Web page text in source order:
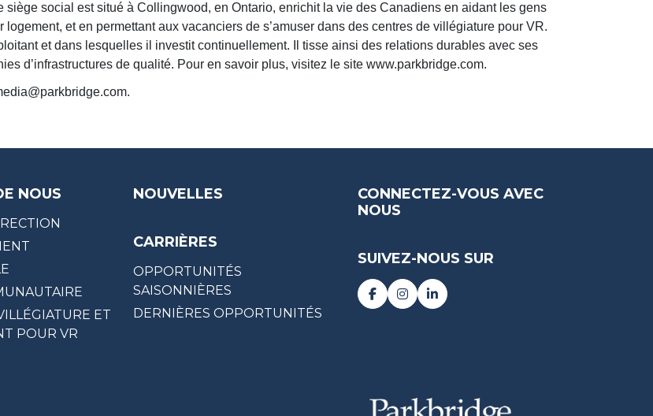
social est situé à Collingwood, en Ontario, enrichit la vie des Canadiens en aidant les gens
et en permettant aux vacanciers de s’amuser dans des centres de villégiature pour VR.
et dans lesquelles il investit continuellement. Il tisse ainsi des relations durables avec ses
d’infrastructures de qualité. Pour en savoir plus, visitez le site www.parkbridge.com.
.
NOUS
ET
POUR VR
NOUVELLES
CARRIÈRES
OPPORTUNITÉS
SAISONNIÈRES
DERNIÈRES OPPORTUNITÉS
CONNECTEZ-VOUS AVEC
NOUS
SUIVEZ-NOUS SUR